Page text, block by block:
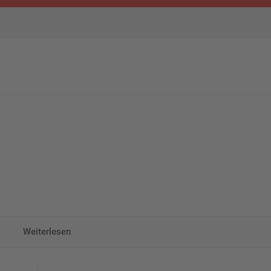
Weiterlesen